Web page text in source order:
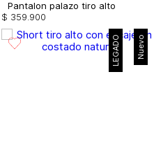
Pantalon palazo tiro alto
$ 359 900
Nuevo
LEGADO